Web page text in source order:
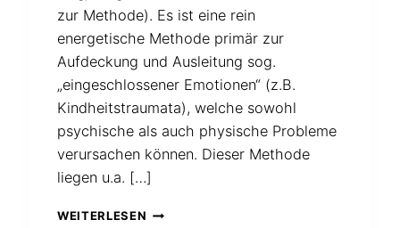
zur Methode). Es ist eine rein
energetische Methode primär zur
Aufdeckung und Ausleitung sog.
„eingeschlossener Emotionen“ (z.B.
Kindheitstraumata), welche sowohl
psychische als auch physische Probleme
verursachen können. Dieser Methode
liegen u.a. […]
WEITERLESEN MIT